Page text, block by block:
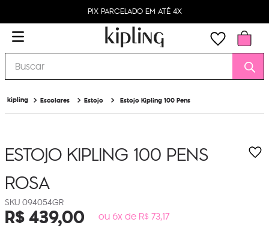
PIX PARCELADO EM ATÉ 4X
Buscar
Escolares Estojo Estojo Kipling 100 Pens
ESTOJO KIPLING 100 PENS
ROSA
094054GR
R$439,00 ou 6x de R$ 73,17